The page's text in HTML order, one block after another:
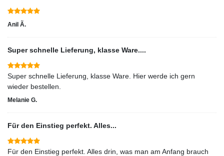
Anil Ã.
Super schnelle Lieferung, klasse Ware....
Super schnelle Lieferung, klasse Ware. Hier werde ich gern
wieder bestellen.
Melanie G.
Für den Einstieg perfekt. Alles...
Für den Einstieg perfekt. Alles drin, was man am Anfang brauch